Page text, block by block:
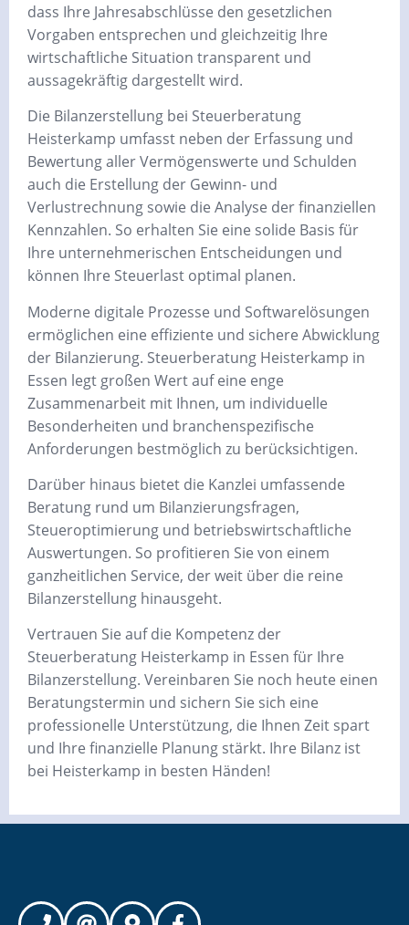
dass Ihre Jahresabschlüsse den gesetzlichen
Vorgaben entsprechen und gleichzeitig Ihre
wirtschaftliche Situation transparent und
aussagekräftig dargestellt wird.
Die Bilanzerstellung bei Steuerberatung
Heisterkamp umfasst neben der Erfassung und
Bewertung aller Vermögenswerte und Schulden
auch die Erstellung der Gewinn- und
Verlustrechnung sowie die Analyse der finanziellen
Kennzahlen. So erhalten Sie eine solide Basis für
Ihre unternehmerischen Entscheidungen und
können Ihre Steuerlast optimal planen.
Moderne digitale Prozesse und Softwarelösungen
ermöglichen eine effiziente und sichere Abwicklung
der Bilanzierung. Steuerberatung Heisterkamp in
Essen legt großen Wert auf eine enge
Zusammenarbeit mit Ihnen, um individuelle
Besonderheiten und branchenspezifische
Anforderungen bestmöglich zu berücksichtigen.
Darüber hinaus bietet die Kanzlei umfassende
Beratung rund um Bilanzierungsfragen,
Steueroptimierung und betriebswirtschaftliche
Auswertungen. So profitieren Sie von einem
ganzheitlichen Service, der weit über die reine
Bilanzerstellung hinausgeht.
Vertrauen Sie auf die Kompetenz der
Steuerberatung Heisterkamp in Essen für Ihre
Bilanzerstellung. Vereinbaren Sie noch heute einen
Beratungstermin und sichern Sie sich eine
professionelle Unterstützung, die Ihnen Zeit spart
und Ihre finanzielle Planung stärkt. Ihre Bilanz ist
bei Heisterkamp in besten Händen!